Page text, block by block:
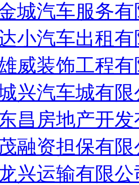
城汽车服务
小汽车出租
威装饰工程
兴汽车城有限
昌房地产开
融资担保有
兴运输有限公